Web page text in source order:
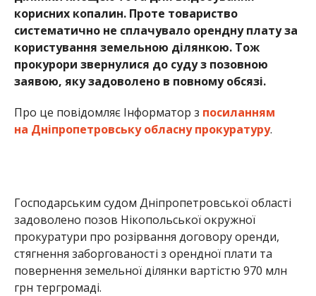
корисних копалин. Проте товариство
систематично не сплачувало орендну плату за
користування земельною ділянкою. Тож
прокурори звернулися до суду з позовною
заявою, яку задоволено в повному обсязі.
Про це повідомляє Інформатор з посиланням
на Дніпропетровську обласну прокуратуру.
Господарським судом Дніпропетровської області
задоволено позов Нікопольської окружної
прокуратури про розірвання договору оренди,
стягнення заборгованості з орендної плати та
повернення земельної ділянки вартістю 970 млн
грн тергромаді.